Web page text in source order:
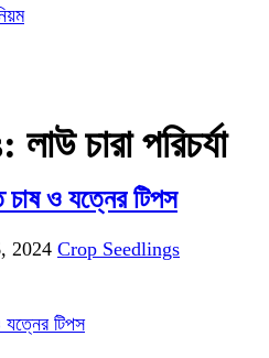
লাউ চারা পরিচর্যা
চাষ ও যত্নের টিপস
2024 Crop Seedlings